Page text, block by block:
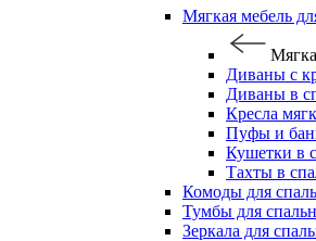
Мягкая мебель
Диваны с
Диваны в
Кресла
Пуфы и
Кушетки в
Тахты в
Комоды для
Тумбы для
Зеркала для